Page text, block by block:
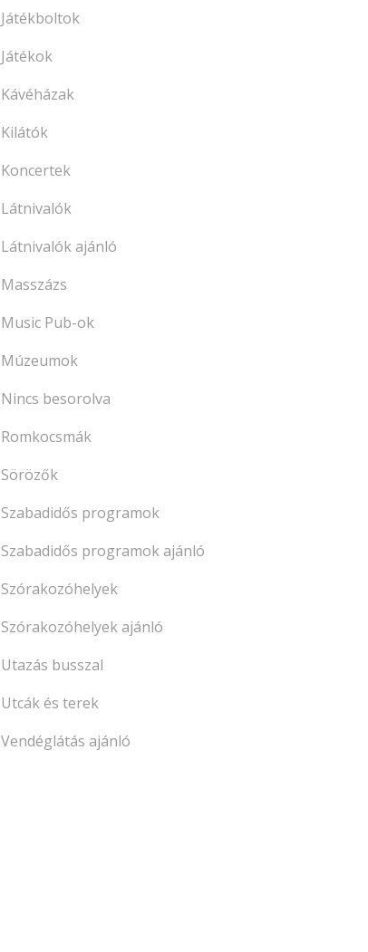
Játékboltok
Játékok
Kávéházak
Kilátók
Koncertek
Látnivalók
Látnivalók ajánló
Masszázs
Music Pub-ok
Múzeumok
Nincs besorolva
Romkocsmák
Sörözők
Szabadidős programok
Szabadidős programok ajánló
Szórakozóhelyek
Szórakozóhelyek ajánló
Utazás busszal
Utcák és terek
Vendéglátás ajánló